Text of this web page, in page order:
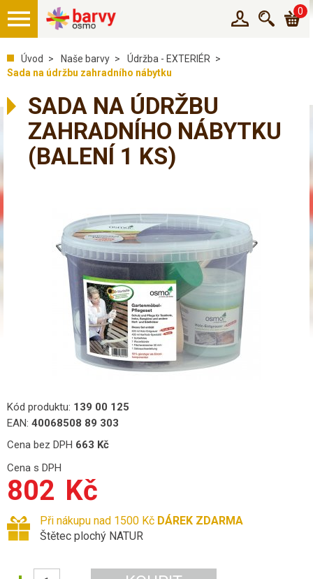
0
Úvod Naše barvy
Údržba - EXTERIÉR
Sada na údržbu zahradního nábytku
SADA NA ÚDRŽBU
ZAHRADNÍHO NÁBYTKU
(BALENÍ 1 KS)
Kód produktu: 139 00 125
EAN: 40068508 89 303
Cena bez DPH 663 Kč
Cena s DPH
802 Kč
Při nákupu nad 1500 Kč DÁREK ZDARMA
Štětec plochý NATUR